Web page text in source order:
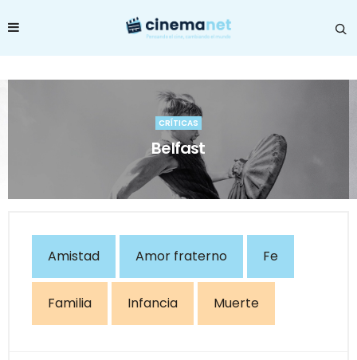
CRÍTICAS
Belfast
Amistad Amor fraterno Fe
Familia Infancia Muerte